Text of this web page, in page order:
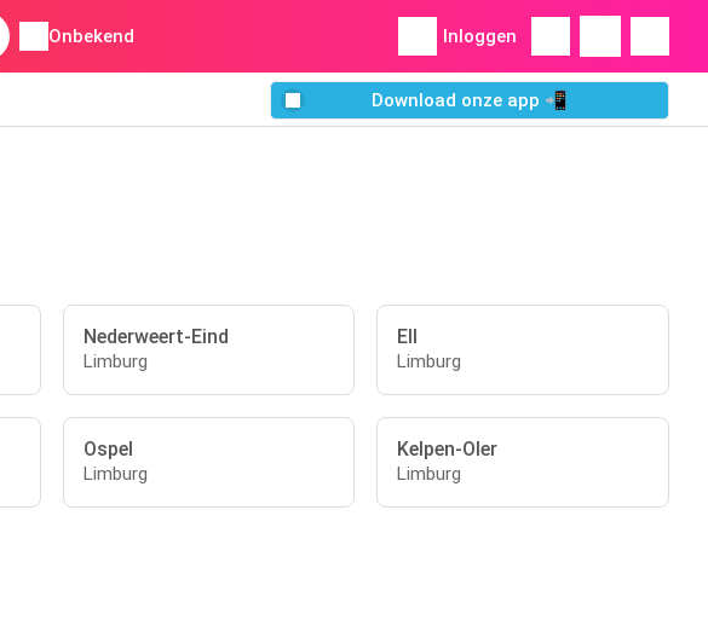
Onbekend Inloggen
Download onze app 📲
Nederweert-Eind
Limburg
Ell
Limburg
Ospel
Limburg
Kelpen-Oler
Limburg